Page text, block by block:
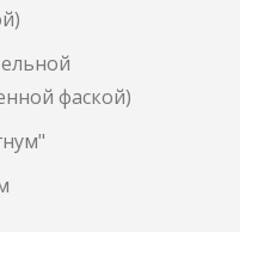
фаской)